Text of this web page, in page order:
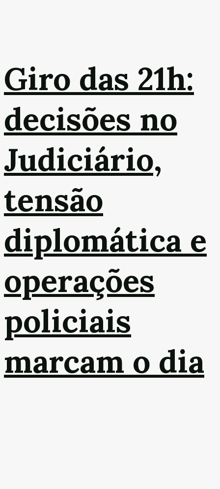
Giro das 21h:
decisões no
Judiciário,
tensão
diplomática e
operações
policiais
marcam o dia